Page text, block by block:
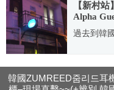
【新村
Alpha
鬧夜生活
過去到韓
韓國ZUMREED줌리드耳